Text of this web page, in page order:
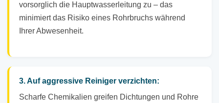
vorsorglich die Hauptwasserleitung zu – das
minimiert das Risiko eines Rohrbruchs während
Ihrer Abwesenheit.
3. Auf aggressive Reiniger verzichten:
Scharfe Chemikalien greifen Dichtungen und Rohre